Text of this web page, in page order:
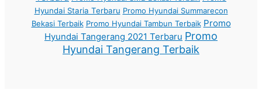
Hyundai Staria Terbaru Promo Hyundai Summarecon
Bekasi Terbaik Promo Hyundai Tambun Terbaik Promo
Hyundai Tangerang 2021 Terbaru Promo
Hyundai Tangerang Terbaik